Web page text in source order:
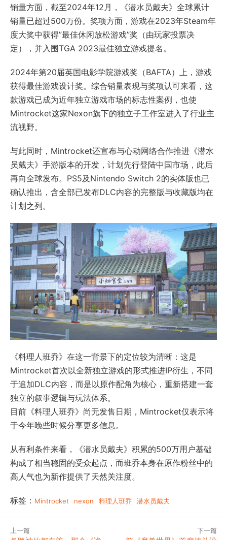
销量方面，截至2024年12月，《潜水员戴夫》全球累计
销量已超过500万份。奖项方面，游戏在2023年Steam年
度大奖中获得”最佳休闲放松游戏”奖（由玩家投票决
定），并入围TGA 2023最佳独立游戏提名。
2024年第20届英国电影学院游戏奖（BAFTA）上，游戏
获得最佳游戏设计奖。综合销量表现与奖项认可来看，这
款游戏已成为近年独立游戏市场的标志性案例，也使
Mintrocket这家Nexon旗下的独立子工作室进入了行业主
流视野。
与此同时，Mintrocket还宣布与心动网络合作推进《潜水
员戴夫》手游版本的开发，计划先行登陆中国市场，此后
再向全球发布。PS5及Nintendo Switch 2的实体版也已
确认推出，含全部已发布DLC内容的完整版与收藏版均在
计划之列。
《料理人班乔》在这一背景下的定位较为清晰：这是
Mintrocket首次以全新独立游戏的形式推进IP衍生，不同
于追加DLC内容，而是以原作配角为核心，重新搭建一套
独立的叙事逻辑与玩法体系。
目前《料理人班乔》尚无发售日期，Mintrocket仅表示将
于今年晚些时候分享更多信息。
从有利条件来看，《潜水员戴夫》积累的500万用户基础
构成了相当稳固的受众起点，而班乔本身在原作粉丝中的
高人气也为新作提供了天然关注度。
标签： Mintrocket nexon 料理人班乔 潜水员戴夫
上一篇 下一篇